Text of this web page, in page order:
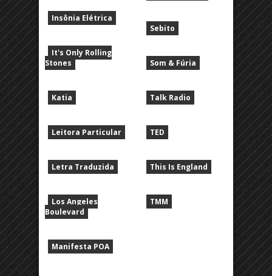
Insônia Elétrica
It's Only Rolling
Stones
Katia
Leitora Particular
Letra Traduzida
Los Angeles
Boulevard
Manifesta POA
Sebito
Som & Fúria
Talk Radio
TED
This Is England
TMM